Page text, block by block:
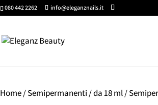
080 442 2262 info@eleganznails.it
Home/Semipermanenti /da 18 ml/